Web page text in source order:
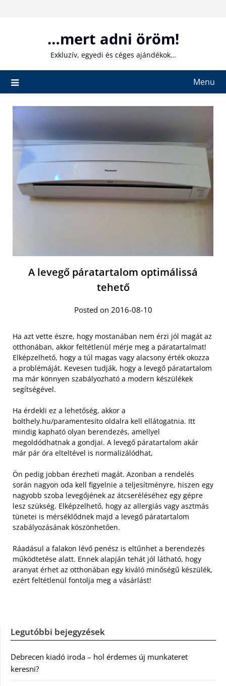
…mert adni öröm!
Exkluzív, egyedi és céges ajándékok…
Menu
A levegő páratartalom optimálissá
tehető
Posted on 2016-08-10
Ha azt vette észre, hogy mostanában nem érzi jól magát az
otthonában, akkor feltétlenül mérje meg a páratartalmat!
Elképzelhető, hogy a túl magas vagy alacsony érték okozza
a problémáját. Kevesen tudják, hogy a levegő páratartalom
ma már könnyen szabályozható a modern készülékek
segítségével.
Ha érdekli ez a lehetőség, akkor a
bolthely.hu/paramentesito oldalra kell ellátogatnia. Itt
mindig kapható olyan berendezés, amellyel
megoldódhatnak a gondjai. A levegő páratartalom akár
már pár óra elteltével is normalizálódhat,
Ön pedig jobban érezheti magát. Azonban a rendelés
során nagyon oda kell figyelnie a teljesítményre, hiszen egy
nagyobb szoba levegőjének az átcseréléséhez egy gépre
lesz szükség. Elképzelhető, hogy az allergiás vagy asztmás
tünetei is mérséklődnek majd a levegő páratartalom
szabályozásának köszönhetően.
Ráadásul a falakon lévő penész is eltűnhet a berendezés
működtetése alatt. Ennek alapján tehát jól látható, hogy
aranyat érhet az otthonában egy kiváló minőségű készülék,
ezért feltétlenül fontolja meg a vásárlást!
Legutóbbi bejegyzések
Debrecen kiadó iroda – hol érdemes új munkateret
keresni?